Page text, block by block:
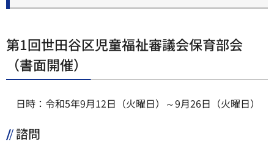
第1回世田谷区児童福祉審議会保育部会
（書面開催）
日時：令和5年9月12日（火曜日）～9月26日（火曜日）
諮問